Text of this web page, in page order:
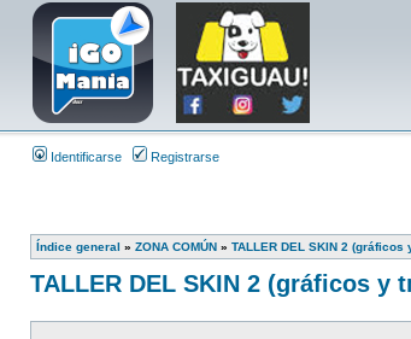
Identificarse Registrarse
Índice general » ZONA COMÚN » TALLER DEL SKIN 2
TALLER DEL SKIN 2 (gráficos y